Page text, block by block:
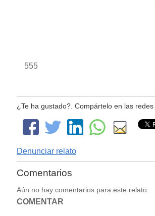
555
¿Te ha gustado?. Compártelo en las
Denunciar relato
Comentarios
Aún no hay comentarios para este relato.
COMENTAR